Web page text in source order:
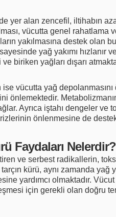
yer alan zencefil, iltihabın
vücutta genel rahatlama
yakılmasına destek olan
yağ yakımı hızlanır
biriken yağları dışarı
vücutta yağ
önlemektedir. Metabolizmanın
Ayrıca iştahı dengeler ve
önlenmesine de
Faydaları Nelerdir?
ve serbest radikallerin,
kürü, aynı zamanda yağ
yardımcı olmaktadır. Vücut
için gerekli olan doğru